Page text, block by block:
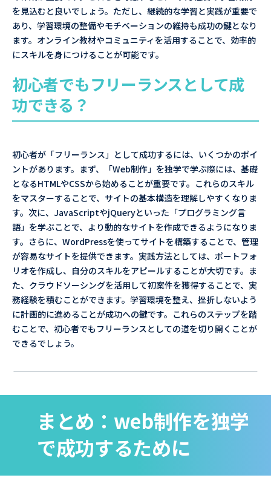
を見込むと良いでしょう。ただし、継続的な学習と実践が重要で
あり、学習環境の整備やモチベーションの維持も成功の鍵となり
ます。オンライン教材やコミュニティを活用することで、効率的
にスキルを身につけることが可能です。
初心者でもフリーランスとして成
功できる？
初心者が「フリーランス」として成功するには、いくつかのポイ
ントがあります。まず、「Web制作」を独学で学ぶ際には、基礎
となるHTMLやCSSから始めることが重要です。これらのスキル
をマスターすることで、サイトの基本構造を理解しやすくなりま
す。次に、JavaScriptやjQueryといった「プログラミング言
語」を学ぶことで、より動的なサイトを作成できるようになりま
す。さらに、WordPressを使ってサイトを構築することで、管理
が容易なサイトを提供できます。実践方法としては、ポートフォ
リオを作成し、自分のスキルをアピールすることが大切です。ま
た、クラウドソーシングを活用して初案件を獲得することで、実
務経験を積むことができます。学習環境を整え、挫折しないよう
に計画的に進めることが成功への鍵です。これらのステップを踏
むことで、初心者でもフリーランスとしての道を切り開くことが
できるでしょう。
まとめ：web制作を独学
で成功するために